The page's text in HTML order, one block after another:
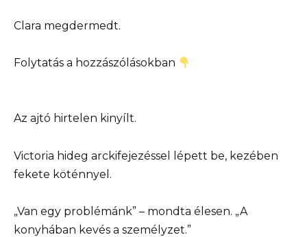
Clara megdermedt.
Folytatás a hozzászólásokban
Az ajtó hirtelen kinyílt.
Victoria hideg arckifejezéssel lépett be, kezében
fekete köténnyel.
„Van egy problémánk” – mondta élesen. „A
konyhában kevés a személyzet.”